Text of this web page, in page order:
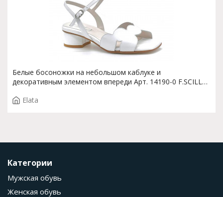
Белые босоножки на небольшом каблуке и
декоративным элементом впереди Арт. 14190-0 F.SCILLA
Elata
Категории
Мужская обувь
Женская обувь